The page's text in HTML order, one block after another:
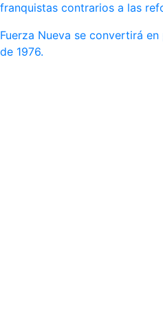
franquistas contrarios a las
Fuerza Nueva se convertirá
de 1976.